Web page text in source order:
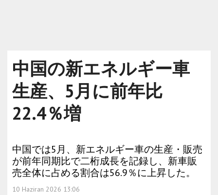
中国の新エネルギー車
生産、5月に前年比
22.4％増
中国では5月、新エネルギー車の生産・販売
が前年同期比で二桁成長を記録し、新車販
売全体に占める割合は56.9％に上昇した。
10 Haziran 2026 13:06